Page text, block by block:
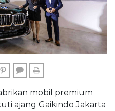
PINTERESTCOMMENTS
mobil premium
ajang Gaikindo Jakarta